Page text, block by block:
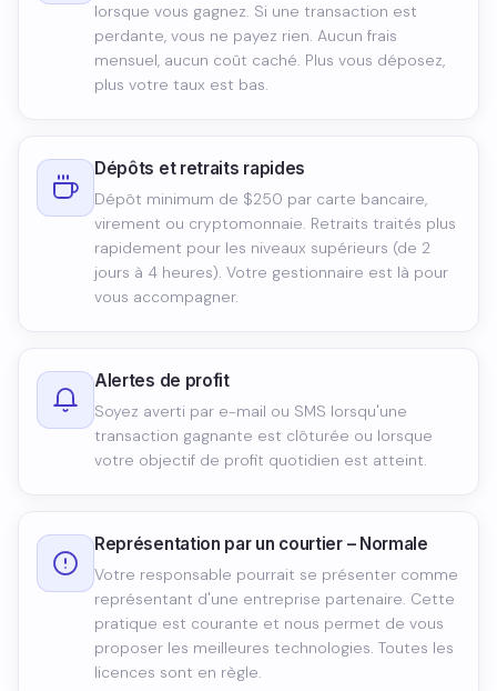
lorsque vous gagnez. Si une transaction est
perdante, vous ne payez rien. Aucun frais
mensuel, aucun coût caché. Plus vous déposez,
plus votre taux est bas.
Dépôts et retraits rapides
Dépôt minimum de $250 par carte bancaire,
virement ou cryptomonnaie. Retraits traités plus
rapidement pour les niveaux supérieurs (de 2
jours à 4 heures). Votre gestionnaire est là pour
vous accompagner.
Alertes de profit
Soyez averti par e-mail ou SMS lorsqu'une
transaction gagnante est clôturée ou lorsque
votre objectif de profit quotidien est atteint.
Représentation par un courtier – Normale
Votre responsable pourrait se présenter comme
représentant d'une entreprise partenaire. Cette
pratique est courante et nous permet de vous
proposer les meilleures technologies. Toutes les
licences sont en règle.